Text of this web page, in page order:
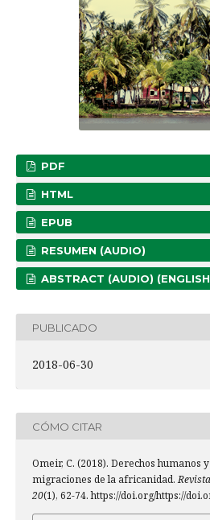
PDF
HTML
EPUB
RESUMEN (AUDIO)
ABSTRACT (AUDIO)
PUBLICADO
2018-06-30
CÓMO CITAR
Omeir, C. (2018). Derechos humanos
migraciones de la africanidad.
20(1), 62-74. https://doi.org/https://